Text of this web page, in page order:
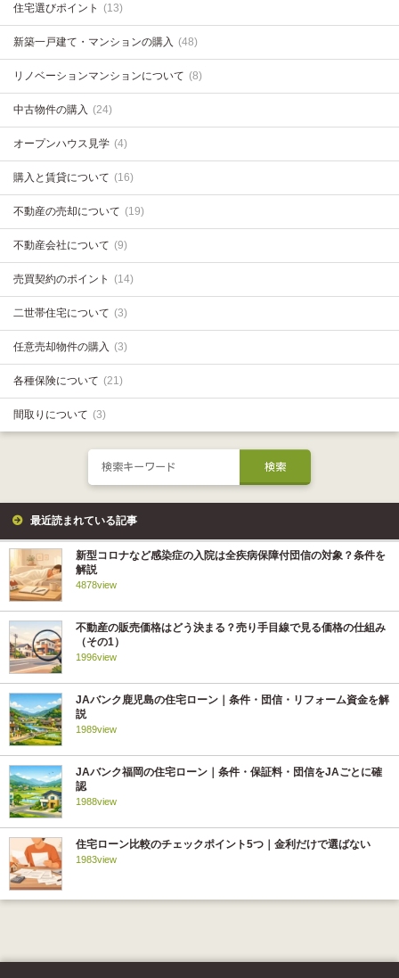
住宅選びポイント (13)
新築一戸建て・マンションの購入 (48)
リノベーションマンションについて (8)
中古物件の購入 (24)
オープンハウス見学 (4)
購入と賃貸について (16)
不動産の売却について (19)
不動産会社について (9)
売買契約のポイント (14)
二世帯住宅について (3)
任意売却物件の購入 (3)
各種保険について (21)
間取りについて (3)
最近読まれている記事
新型コロナなど感染症の入院は全疾病保障付団信の対象？条件を
解説
4878view
不動産の販売価格はどう決まる？売り手目線で見る価格の仕組み
（その1）
1996view
JAバンク鹿児島の住宅ローン｜条件・団信・リフォーム資金を解
説
1989view
JAバンク福岡の住宅ローン｜条件・保証料・団信をJAごとに確
認
1988view
住宅ローン比較のチェックポイント5つ｜金利だけで選ばない
1983view